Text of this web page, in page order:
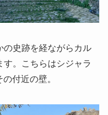
の史跡を経ながらカル
。こちらはシジャラ
付近の壁。